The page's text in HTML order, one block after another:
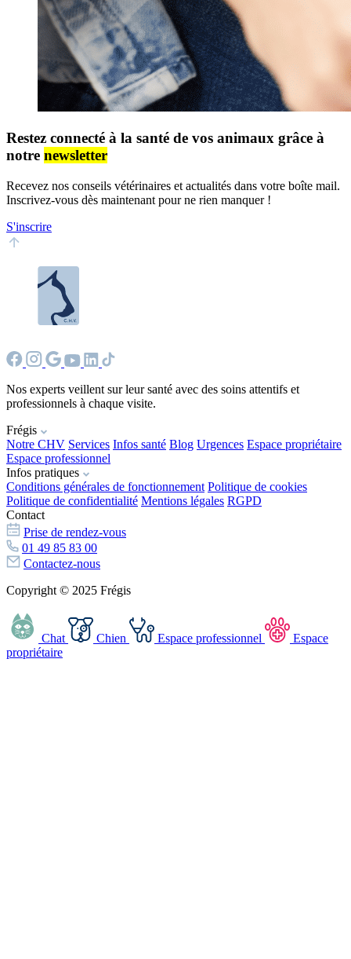
Restez connecté à la santé de vos animaux grâce à
notre newsletter
Recevez nos conseils vétérinaires et actualités dans votre boîte mail.
Inscrivez-vous dès maintenant pour ne rien manquer !
S'inscrire
Nos experts veillent sur leur santé avec des soins attentifs et
professionnels à chaque visite.
Frégis
Notre CHV Services Infos santé Blog Urgences Espace propriétaire
Espace professionnel
Infos pratiques
Conditions générales de fonctionnement Politique de cookies
Politique de confidentialité Mentions légales RGPD
Contact
Prise de rendez-vous
01 49 85 83 00
Contactez-nous
Copyright © 2025 Frégis
Chat Chien Espace professionnel
Espace
propriétaire